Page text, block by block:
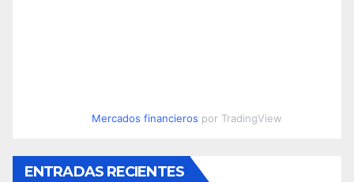
Mercados financieros por TradingView
ENTRADAS RECIENTES